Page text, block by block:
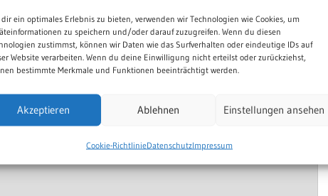
ein optimales Erlebnis zu bieten, verwenden wir Technologien wie Cookies, um
zu speichern und/oder darauf zuzugreifen. Wenn du diesen
zustimmst, können wir Daten wie das Surfverhalten oder eindeutige IDs auf
Website verarbeiten. Wenn du deine Einwilligung nicht erteilst oder zurückziehst,
bestimmte Merkmale und Funktionen beeinträchtigt werden.
Akzeptieren Ablehnen Einstellungen ansehen
Cookie-RichtlinieDatenschutzImpressum